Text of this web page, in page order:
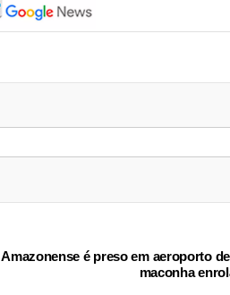
Amazonense é preso em aeroporto
maconha